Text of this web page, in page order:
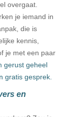
overgaat.
je iemand in
die is
kennis,
je met een paar
gerust geheel
gratis gesprek.
en